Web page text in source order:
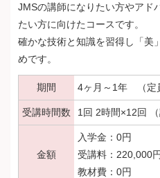
JMSの講師になりたい方やアド
たい方に向けたコースです。
確かな技術と知識を習得し「美
めです。
期間 4ヶ月～1年 （定
受講時間数 1回 2時間×12回 （
金額
入学金：0円
受講料：220,000
教材費：0円